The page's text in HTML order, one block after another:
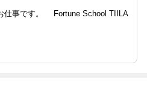
仕事です。 Fortune School TIILA